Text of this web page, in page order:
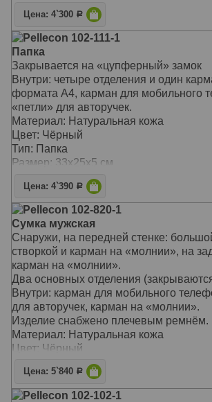
Тип: Плечевая сумка
Размер: 20х24,5х9 см
Цена: 4`300 Р
Pellecon 102-111-1
Папка
Закрывается на «цупферный» замок
Внутри: четыре отделения и один
формата А4, карман для мобильного
«петли» для авторучек.
Материал: Натуральная кожа
Цвет: Чёрный
Тип: Папка
Размер: 33х25х5 см
Цена: 4`390 Р
Pellecon 102-820-1
Сумка мужская
Снаружи, на передней стенке:
створкой и карман на «молнии», на
карман на «молнии».
Два основных отделения
Внутри: карман для мобильного
для авторучек, карман на «молнии».
Изделие снабжено плечевым ремнём.
Материал: Натуральная кожа
Цвет: Чёрный
Тип: Плечевая сумка
Размер: 23х28,5х8 см
Цена: 5`840 Р
Pellecon 102-102-1